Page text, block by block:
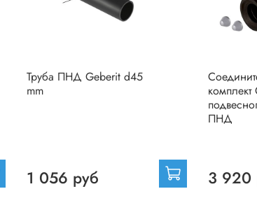
Труба ПНД Geberit d45
mm
1 056 руб
ПНД
3 920